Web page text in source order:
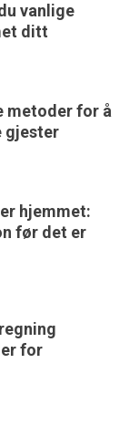
vanlige
ditt
metoder for å
gjester
hjemmet:
før det er
for